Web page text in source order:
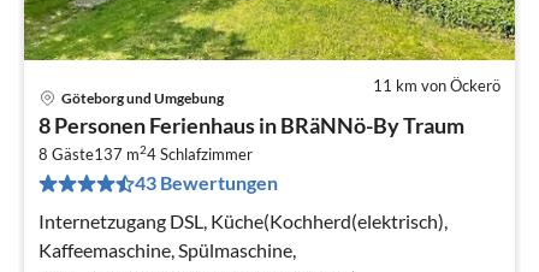
11 km von Öckerö
Göteborg und Umgebung
8 Personen Ferienhaus in BRäNNö-By Traum
8 Gäste137 m24Schlafzimmer
43 Bewertungen
Internetzugang DSL, Küche(Kochherd(elektrisch),
Kaffeemaschine, Spülmaschine,